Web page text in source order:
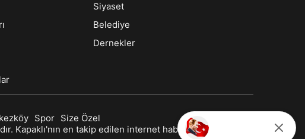
Siyaset
Belediye
Dernekler
Spor Size Özel
Kapaklı'nın en takip edilen internet haber sitesi